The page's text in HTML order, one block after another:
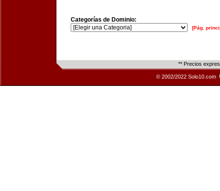
Categorías de Dominio:
[Pág.
** Precios
© 2002/2022 Solo10.com